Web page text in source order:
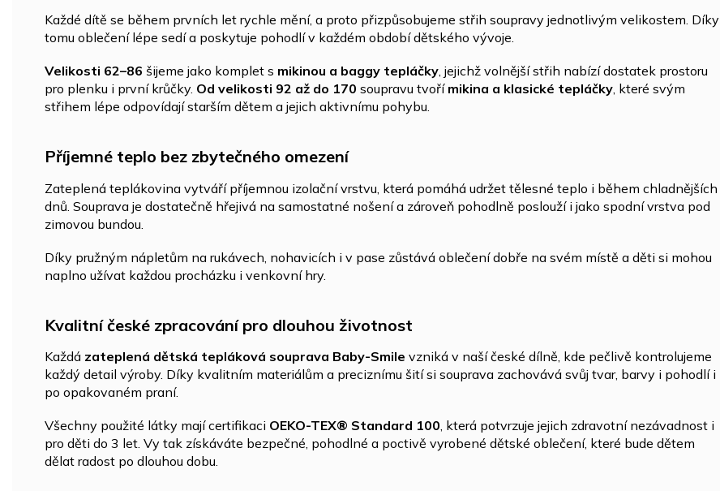
Každé dítě se během prvních let rychle mění, a proto přizpůsobujeme střih soupravy jednotlivým velikostem. Díky
tomu oblečení lépe sedí a poskytuje pohodlí v každém období dětského vývoje.
Velikosti 62–86 šijeme jako komplet s mikinou a baggy tepláčky, jejichž volnější střih nabízí dostatek prostoru
pro plenku i první krůčky. Od velikosti 92 až do 170 soupravu tvoří mikina a klasické tepláčky, které svým
střihem lépe odpovídají starším dětem a jejich aktivnímu pohybu.
Příjemné teplo bez zbytečného omezení
Zateplená teplákovina vytváří příjemnou izolační vrstvu, která pomáhá udržet tělesné teplo i během chladnějších
dnů. Souprava je dostatečně hřejivá na samostatné nošení a zároveň pohodlně poslouží i jako spodní vrstva pod
zimovou bundou.
Díky pružným nápletům na rukávech, nohavicích i v pase zůstává oblečení dobře na svém místě a děti si mohou
naplno užívat každou procházku i venkovní hry.
Kvalitní české zpracování pro dlouhou životnost
Každá zateplená dětská tepláková souprava Baby-Smile vzniká v naší české dílně, kde pečlivě kontrolujeme
každý detail výroby. Díky kvalitním materiálům a preciznímu šití si souprava zachovává svůj tvar, barvy i pohodlí i
po opakovaném praní.
Všechny použité látky mají certifikaci OEKO-TEX® Standard 100, která potvrzuje jejich zdravotní nezávadnost i
pro děti do 3 let. Vy tak získáváte bezpečné, pohodlné a poctivě vyrobené dětské oblečení, které bude dětem
dělat radost po dlouhou dobu.